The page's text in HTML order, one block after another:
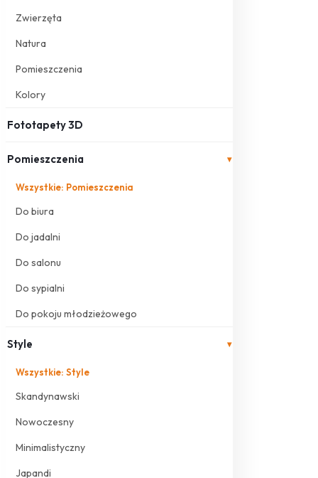
Zwierzęta
Natura
Pomieszczenia
Kolory
Fototapety 3D
Pomieszczenia ▾
Wszystkie: Pomieszczenia
Do biura
Do jadalni
Do salonu
Do sypialni
Do pokoju młodzieżowego
Style ▾
Wszystkie: Style
Skandynawski
Nowoczesny
Minimalistyczny
Japandi